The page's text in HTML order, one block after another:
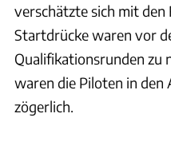
verschätzte sich mit den
Startdrücke waren vor
Qualifikationsrunden zu
waren die Piloten in
zögerlich.